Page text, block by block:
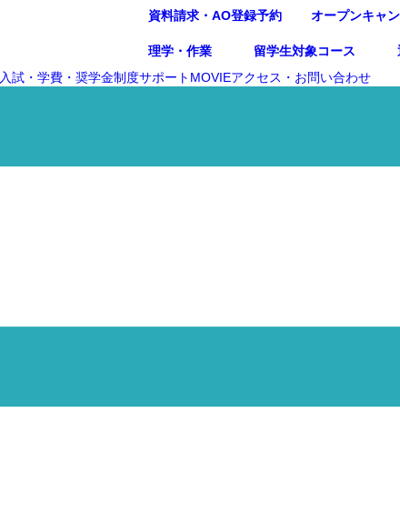
資料請求・AO登録予約 オープンキャ
理学・作業 留学生対象コース
入試・学費・奨学金制度サポート MOVIEアクセス・お問い合わせ